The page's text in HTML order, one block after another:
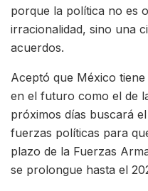
porque la política no es
irracionalidad, sino una
acuerdos.
Aceptó que México
en el futuro como el de
próximos días buscará
fuerzas políticas para
plazo de la Fuerzas
se prolongue hasta el